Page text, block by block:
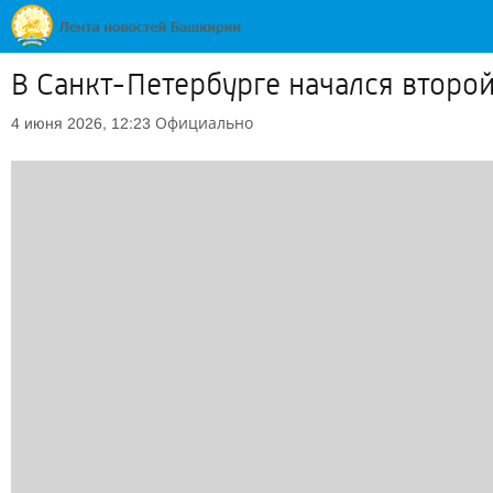
В Санкт-Петербурге начался
4 июня 2026, 12:23 Официально